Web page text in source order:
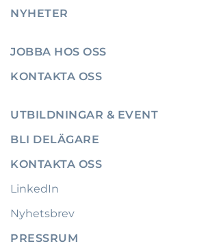
NYHETER
JOBBA HOS OSS
KONTAKTA OSS
UTBILDNINGAR & EVENT
BLI DELÄGARE
KONTAKTA OSS
LinkedIn
Nyhetsbrev
PRESSRUM